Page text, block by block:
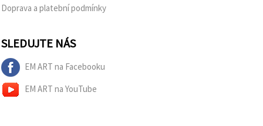
Doprava a platební podmínky
SLEDUJTE NÁS
EM ART na Facebooku
EM ART na YouTube